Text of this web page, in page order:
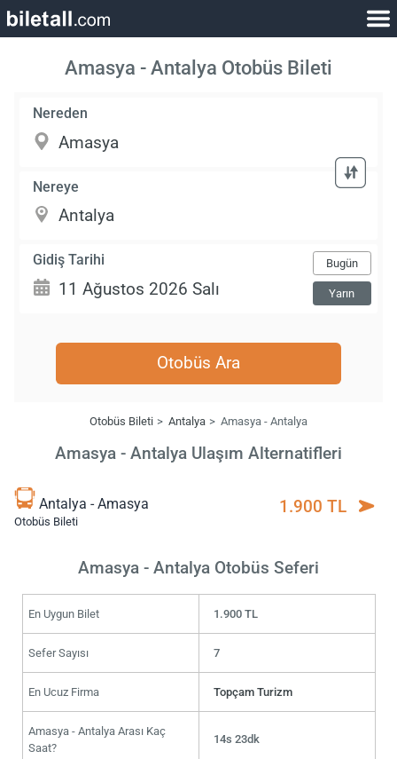
Amasya - Antalya Otobüs Bileti
Nereden
Nereye
Gidiş Tarihi Bugün
Yarın
Otobüs Ara
Otobüs Bileti Antalya Amasya - Antalya
Amasya - Antalya Ulaşım Alternatifleri
Antalya - Amasya
Otobüs Bileti
1.900 TL
Amasya - Antalya Otobüs Seferi
En Uygun Bilet 1.900 TL
Sefer Sayısı 7
En Ucuz Firma Topçam Turizm
Amasya - Antalya Arası Kaç
Saat?
14s 23dk